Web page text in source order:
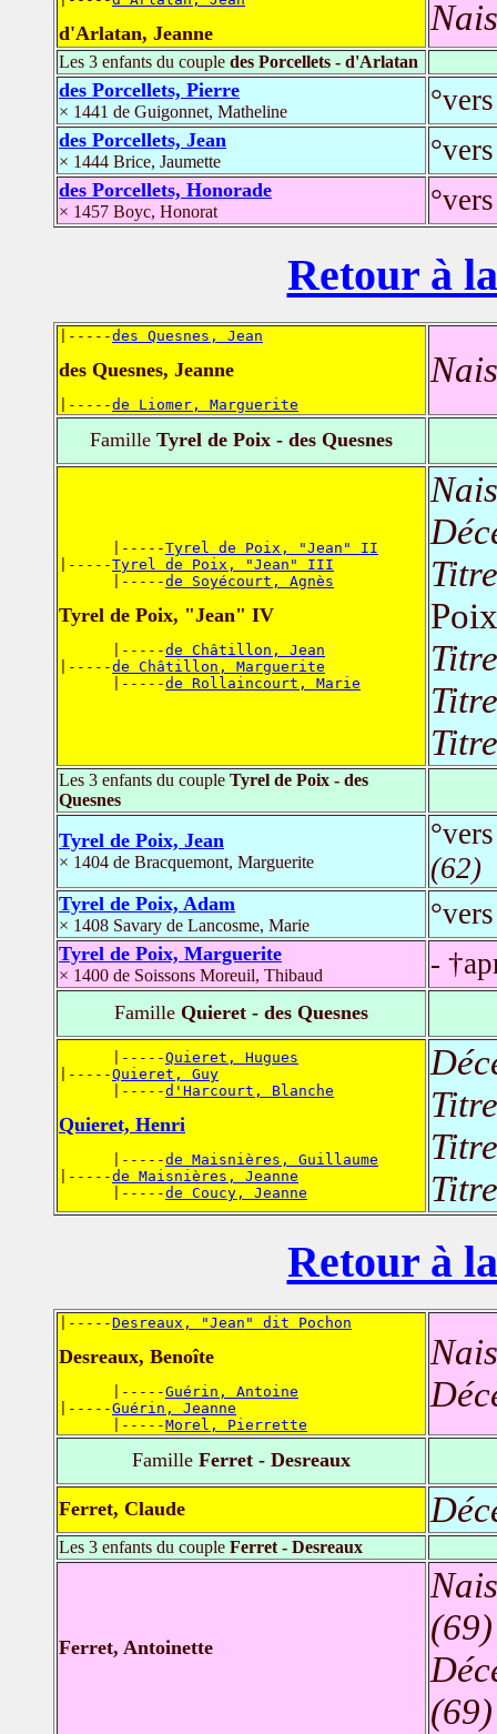
d'Arlatan, Jeanne
Les 3 enfants du couple des Porcellets - d'Arlatan
des Porcellets, Pierre
× 1441 de Guigonnet, Matheline
des Porcellets, Jean
× 1444 Brice, Jaumette
des Porcellets, Honorade
× 1457 Boyc, Honorat
Retour à
|-----des Quesnes, Jean
des Quesnes, Jeanne
|-----de Liomer, Marguerite
Famille Tyrel de Poix - des Quesnes
      |-----
Tyrel de Poix, "Jean" II
|-----Tyrel de Poix, "Jean" III
      |-----
de Soyécourt, Agnès
Tyrel de Poix, "Jean" IV
      |-----
de Châtillon, Jean
|-----de Châtillon, Marguerite
      |-----
de Rollaincourt, Marie
Poix
Les 3 enfants du couple Tyrel de Poix - des
Quesnes
Tyrel de Poix, Jean
× 1404 de Bracquemont, Marguerite
(62)
Tyrel de Poix, Adam
× 1408 Savary de Lancosme, Marie
Tyrel de Poix, Marguerite
× 1400 de Soissons Moreuil, Thibaud -
Famille Quieret - des Quesnes
      |-----
Quieret, Hugues
|-----Quieret, Guy
      |-----
d'Harcourt, Blanche
Quieret, Henri
      |-----
de Maisnières, Guillaume
|-----de Maisnières, Jeanne
      |-----
de Coucy, Jeanne
Retour à
|-----Desreaux, "Jean" dit Pochon
Desreaux, Benoîte
      |-----
Guérin, Antoine
|-----Guérin, Jeanne
      |-----
Morel, Pierrette
Famille Ferret - Desreaux
Ferret, Claude
Les 3 enfants du couple Ferret - Desreaux
Ferret, Antoinette
(69)
(69)